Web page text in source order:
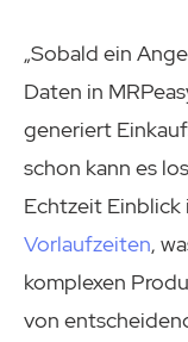
„Sobald ein
Daten in
generiert
schon kann es
Echtzeit
Vorlaufzeiten,
komplexen
von